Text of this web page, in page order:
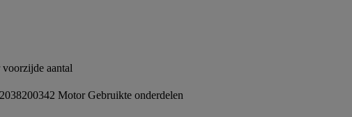
aantal
MotorGebruikte onderdelen